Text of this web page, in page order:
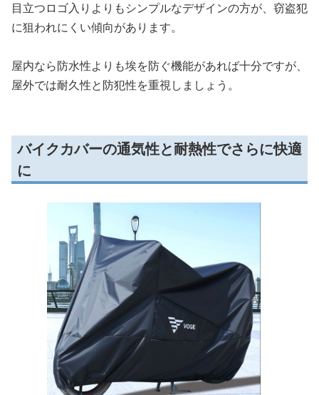
目立つロゴ入りよりもシンプルなデザインの方が、窃盗犯
に狙われにくい傾向があります。
屋内なら防水性よりも埃を防ぐ機能があれば十分ですが、
屋外では耐久性と防犯性を重視しましょう。
バイクカバーの通気性と耐熱性でさらに快適
に